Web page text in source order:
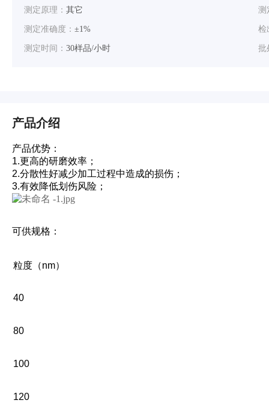
测定原理： 其它 测
测定准确度： ±1% 检
测定时间： 30样品/小时 批
产品介绍
产品优势：
1.更高的研磨效率；
2.分散性好减少加工过程中造成的损伤；
3.有效降低划伤风险；
可供规格：
粒度（nm）
40
80
100
120